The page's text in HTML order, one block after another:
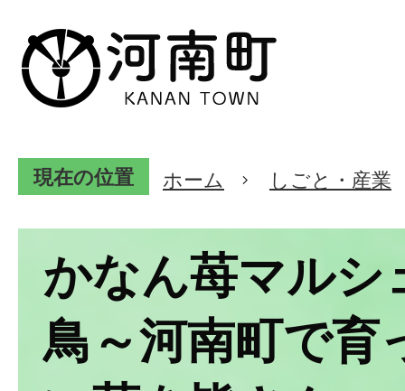
現在の位置 ホーム しごと・産業
かなん苺マルシ
鳥～河南町で育